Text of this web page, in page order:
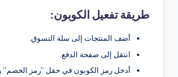
طريقة تفعيل الكوبون:
أضف المنتجات إلى سلة التسوق.
انتقل إلى صفحة الدفع.
أدخل رمز الكوبون في حقل “رمز الخصم”